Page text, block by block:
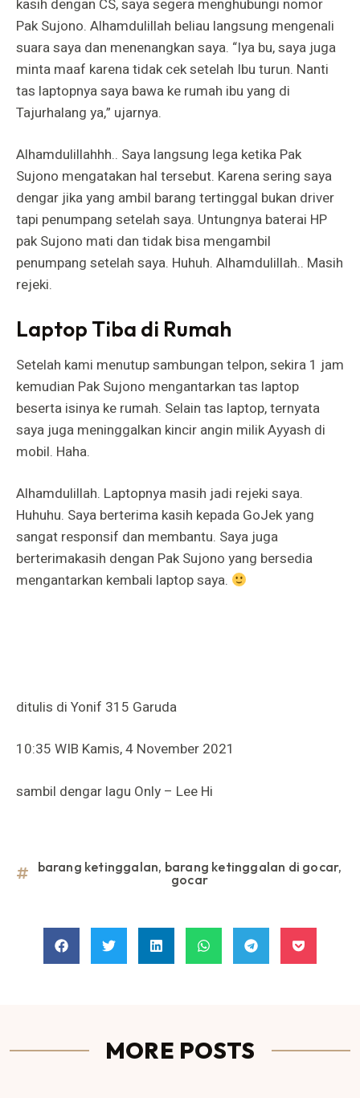
kasih dengan CS, saya segera menghubungi nomor
Pak Sujono. Alhamdulillah beliau langsung mengenali
suara saya dan menenangkan saya. “Iya bu, saya juga
minta maaf karena tidak cek setelah Ibu turun. Nanti
tas laptopnya saya bawa ke rumah ibu yang di
Tajurhalang ya,” ujarnya.
Alhamdulillahhh.. Saya langsung lega ketika Pak
Sujono mengatakan hal tersebut. Karena sering saya
dengar jika yang ambil barang tertinggal bukan driver
tapi penumpang setelah saya. Untungnya baterai HP
pak Sujono mati dan tidak bisa mengambil
penumpang setelah saya. Huhuh. Alhamdulillah.. Masih
rejeki.
Laptop Tiba di Rumah
Setelah kami menutup sambungan telpon, sekira 1 jam
kemudian Pak Sujono mengantarkan tas laptop
beserta isinya ke rumah. Selain tas laptop, ternyata
saya juga meninggalkan kincir angin milik Ayyash di
mobil. Haha.
Alhamdulillah. Laptopnya masih jadi rejeki saya.
Huhuhu. Saya berterima kasih kepada GoJek yang
sangat responsif dan membantu. Saya juga
berterimakasih dengan Pak Sujono yang bersedia
mengantarkan kembali laptop saya.
ditulis di Yonif 315 Garuda
10:35 WIB Kamis, 4 November 2021
sambil dengar lagu Only – Lee Hi
barang ketinggalan, barang ketinggalan di gocar,
gocar
MORE POSTS